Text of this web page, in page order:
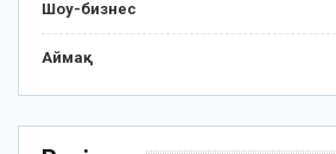
Шоу-бизнес
Аймақ